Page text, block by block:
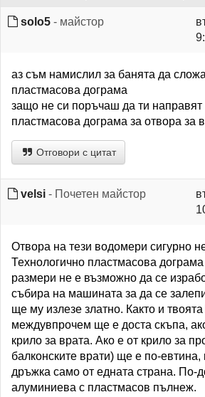
solo5 - майстор
аз съм намислил за банята да
пластмасова дограма
защо не си поръчаш да ти направят
пластмасова дограма за отвора за
Отговори с цитат
velsi - Почетен майстор
Отвора на тези водомери сигурно
Технологично пластмасова
размери не е възможно да се
събира на машината за да се
ще му излезе златно. Както и
междувпрочем ще е доста скъпа,
крило за врата. Ако е от крило за
балконските врати) ще е по-
дръжка само от едната страна. По-
алуминиева с пластмасов пълнеж.